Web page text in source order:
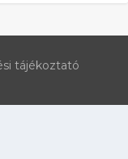
tájékoztató